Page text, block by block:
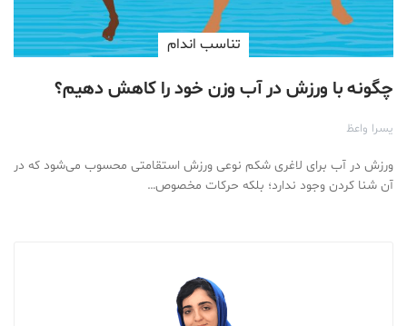
تناسب اندام
چگونه با ورزش در آب وزن خود را کاهش دهیم؟
یسرا واعظ
ورزش در آب برای لاغری شکم نوعی ورزش استقامتی محسوب می‌شود که در
آن شنا کردن وجود ندارد؛ بلکه حرکات مخصوص…